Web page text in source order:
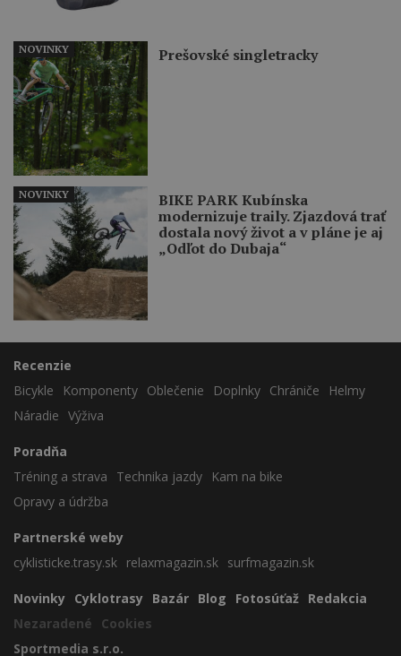
Prešovské singletracky
NOVINKY
BIKE PARK Kubínska
modernizuje traily. Zjazdová trať
dostala nový život a v pláne je aj
„Odľot do Dubaja“
NOVINKY
Recenzie
Bicykle
Komponenty Oblečenie Doplnky Chrániče
Helmy
Náradie Výživa
Poradňa
Tréning a strava
Technika jazdy
Kam na bike
Opravy a údržba
Partnerské weby
cyklisticke.trasy.sk relaxmagazin.sk surfmagazin.sk
Novinky Cyklotrasy Bazár Blog Fotosúťaž Redakcia
Nezaradené
Cookies
Sportmedia s.r.o.